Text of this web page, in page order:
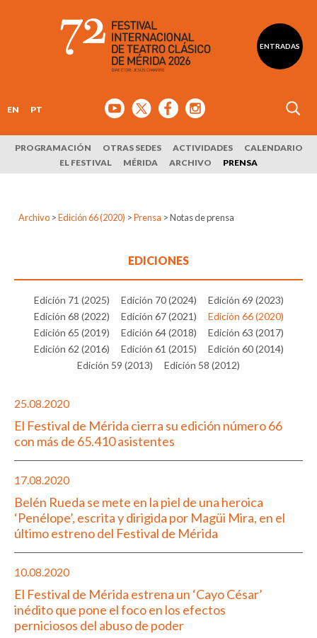
ENTRADAS
EN PT
PROGRAMACIÓN OTRAS SEDES ACTIVIDADES
CALENDARIO
EL FESTIVAL
MÉRIDA ARCHIVO PRENSA
Archivo > Edición 66 (2020) > Prensa >Notas de prensa
EDICIONES
Edición 71 (2025) Edición 70 (2024)
Edición 69 (2023)
Edición 68 (2022)
Edición 67 (2021)
Edición 66 (2020)
Edición 65 (2019)
Edición 64 (2018)
Edición 63 (2017)
Edición 62 (2016)
Edición 61 (2015)
Edición 60 (2014)
Edición 59 (2013)
Edición 58 (2012)
25.08.2020
El Festival de Mérida cierra su edición número 66
con más de 65.410 asistentes
17.08.2020
Belén Rueda se mete en la piel de una heroica
‘Penélope’, escrita y dirigida por Magüi Mira, en el
último estreno del Festival de Mérida
10.08.2020
El Festival de Mérida estrena un ‘Cayo César’
inédito que pone el foco en los efectos
perniciosos del abuso de poder